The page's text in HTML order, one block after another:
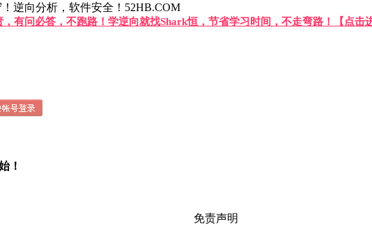
逆向分析，软件安全！52HB.COM
有问必答，不跑路！学逆向就找Shark恒，节省学习时间，不走弯路！【点击
！
免责声明